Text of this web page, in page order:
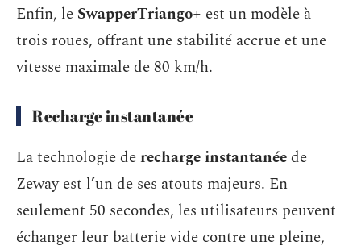
Enfin, le SwapperTriango+ est un modèle à
trois roues, offrant une stabilité accrue et une
vitesse maximale de 80 km/h.
Recharge instantanée
La technologie derecharge instantanéede
Zeway est l’un de ses atouts majeurs. En
seulement 50 secondes, les utilisateurs peuvent
échanger leur batterie vide contre une pleine,